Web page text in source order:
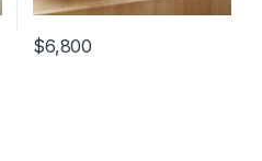
$6,800